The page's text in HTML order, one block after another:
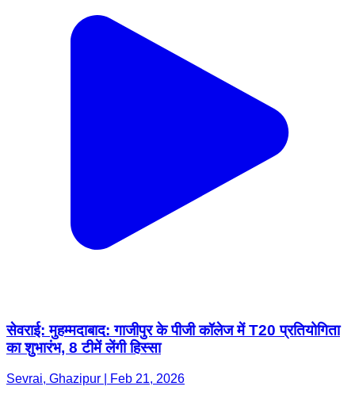
सेवराई: मुहम्मदाबाद: गाजीपुर के पीजी कॉलेज में T20 प्रतियोगिता
का शुभारंभ, 8 टीमें लेंगी हिस्सा
Sevrai, Ghazipur | Feb 21, 2026